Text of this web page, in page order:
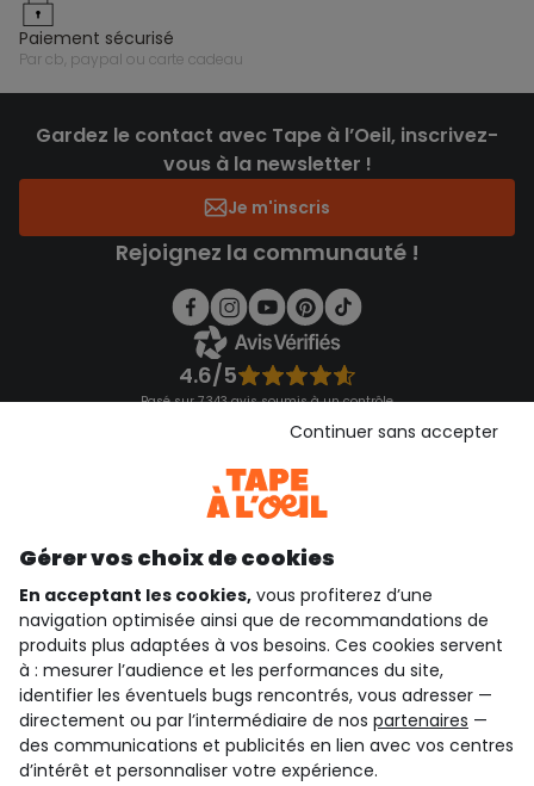
paiement sécurisé
par cb, paypal ou carte cadeau
Gardez le contact avec Tape à l’Oeil, inscrivez-
vous à la newsletter !
Je m'inscris
Rejoignez la communauté !
4.6/5
Basé sur 7 343 avis soumis à un contrôle
Consulter les CGU
qui sommes-nous ?
besoin d'aide ?
le club fidélité
Gérer vos choix de cookies
En acceptant les cookies, vous profiterez d’une
navigation optimisée ainsi que de recommandations de
produits plus adaptées à vos besoins. Ces cookies servent
à : mesurer l’audience et les performances du site,
identifier les éventuels bugs rencontrés, vous adresser —
directement ou par l’intermédiaire de nos partenaires —
des communications et publicités en lien avec vos centres
d’intérêt et personnaliser votre expérience.
Continuer sans accepter